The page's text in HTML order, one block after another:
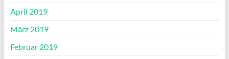
April 2019
März 2019
Februar 2019